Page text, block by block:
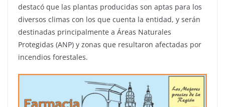
destacó que las plantas producidas son aptas para los
diversos climas con los que cuenta la entidad, y serán
destinadas principalmente a Áreas Naturales
Protegidas (ANP) y zonas que resultaron afectadas por
incendios forestales.